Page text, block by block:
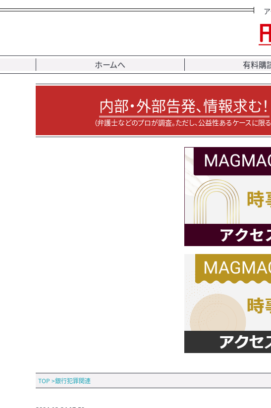
ホームへ 有料購
内部・外部告発、情報求む！
（弁護士などのプロが調査。ただし、公益性あるケースに限る
TOP >銀行犯罪関連